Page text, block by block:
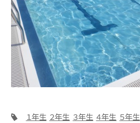
１年生 ２年生 ３年生 ４年生 ５年生